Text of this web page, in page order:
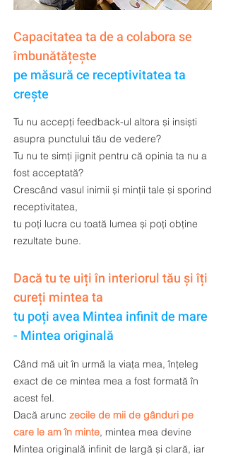
Capacitatea ta de a colabora se
îmbunătățește
pe măsură ce receptivitatea ta
crește
Tu nu accepți feedback-ul altora și insiști
asupra punctului tău de vedere?
Tu nu te simți jignit pentru că opinia ta nu a
fost acceptată?
Crescând vasul inimii și minții tale și sporind
receptivitatea,
tu poți lucra cu toată lumea și poți obține
rezultate bune.
Dacă tu te uiți în interiorul tău și îți
cureți mintea ta
tu poți avea Mintea infinit de mare
- Mintea originală
Când mă uit în urmă la viața mea, înțeleg
exact de ce mintea mea a fost formată în
acest fel.
Dacă arunc zecile de mii de gânduri pe
care le am în minte, mintea mea devine
Mintea originală infinit de largă și clară, iar